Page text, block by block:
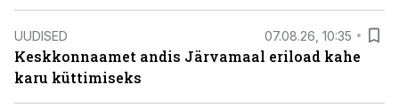
UUDISED 07.08.26, 10:35
Keskkonnaamet andis Järvamaal eriload kahe
karu küttimiseks